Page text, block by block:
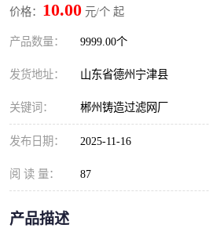
价格： 10.00 元/个 起
产品数量： 9999.00个
发货地址： 山东省德州宁津县
关键词： 郴州铸造过滤网厂
发布日期： 2025-11-16
阅 读 量： 87
产品描述